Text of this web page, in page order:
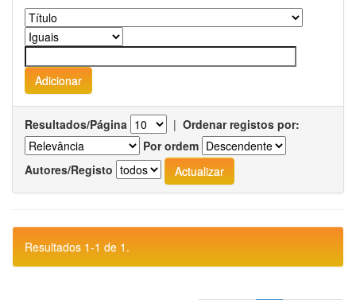
Resultados/Página | Ordenar registos por:
Por ordem
Autores/Registo
Resultados 1-1 de 1.